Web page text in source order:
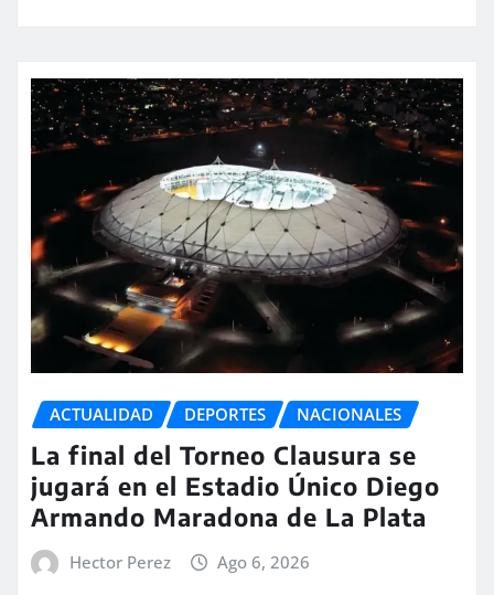
ACTUALIDAD DEPORTES NACIONALES
La final del Torneo Clausura se
jugará en el Estadio Único Diego
Armando Maradona de La Plata
Hector Perez Ago 6, 2026